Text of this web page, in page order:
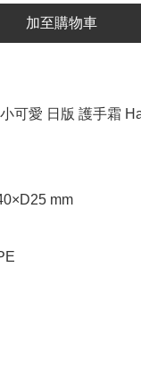
加至購物車
可愛 日版 護手霜
mm